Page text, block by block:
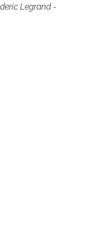
Legrand -